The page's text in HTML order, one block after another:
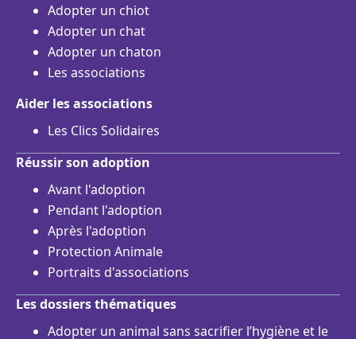
Adopter un chiot
Adopter un chat
Adopter un chaton
Les associations
Aider les associations
Les Clics Solidaires
Réussir son adoption
Avant l'adoption
Pendant l'adoption
Après l'adoption
Protection Animale
Portraits d'associations
Les dossiers thématiques
Adopter un animal sans sacrifier l’hygiène et le